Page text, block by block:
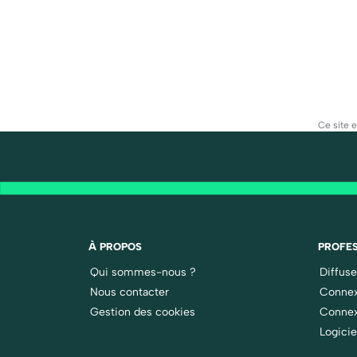
Ce site
À PROPOS
Qui sommes-nous ?
Nous contacter
Gestion des cookies